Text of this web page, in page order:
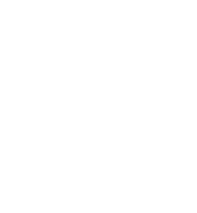
(fingerprinting)